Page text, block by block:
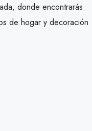
donde encontrarás
de hogar y decoración